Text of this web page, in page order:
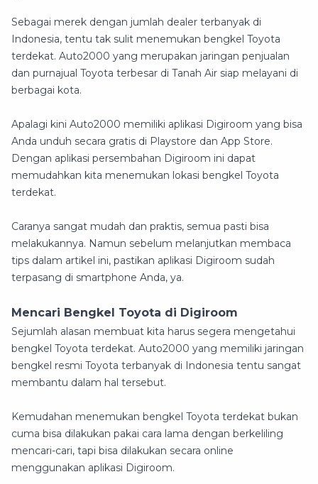
Sebagai merek dengan jumlah dealer terbanyak di
Indonesia, tentu tak sulit menemukan bengkel Toyota
terdekat. Auto2000 yang merupakan jaringan penjualan
dan purnajual Toyota terbesar di Tanah Air siap melayani di
berbagai kota.
Apalagi kini Auto2000 memiliki aplikasi Digiroom yang bisa
Anda unduh secara gratis di Playstore dan App Store.
Dengan aplikasi persembahan Digiroom ini dapat
memudahkan kita menemukan lokasi bengkel Toyota
terdekat.
Caranya sangat mudah dan praktis, semua pasti bisa
melakukannya. Namun sebelum melanjutkan membaca
tips dalam artikel ini, pastikan aplikasi Digiroom sudah
terpasang di smartphone Anda, ya.
Mencari Bengkel Toyota di Digiroom
Sejumlah alasan membuat kita harus segera mengetahui
bengkel Toyota terdekat. Auto2000 yang memiliki jaringan
bengkel resmi Toyota terbanyak di Indonesia tentu sangat
membantu dalam hal tersebut.
Kemudahan menemukan bengkel Toyota terdekat bukan
cuma bisa dilakukan pakai cara lama dengan berkeliling
mencari-cari, tapi bisa dilakukan secara online
menggunakan aplikasi Digiroom.